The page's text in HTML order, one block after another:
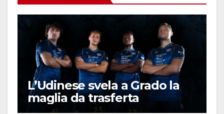
L’Udinese svela a Grado la
maglia da trasferta